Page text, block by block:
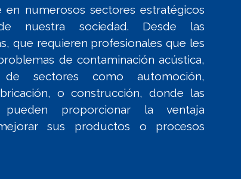
en numerosos sectores estratégicos
nuestra sociedad. Desde las
que requieren profesionales que les
de contaminación acústica,
sectores como automoción,
o construcción, donde las
pueden proporcionar la ventaja
sus productos o procesos